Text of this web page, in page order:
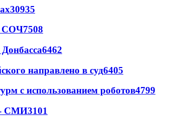
30935
СОЧ7508
6462
направлено в суд6405
с использованием роботов4799
- СМИ3101